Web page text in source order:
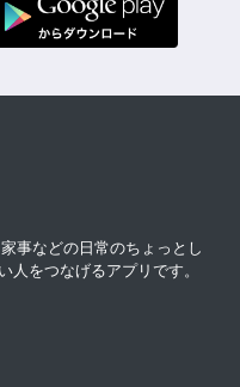
事などの日常のちょっとし
人をつなげるアプリです。